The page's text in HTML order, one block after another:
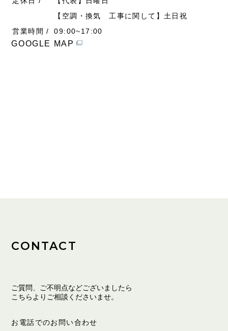
【空調・換気 工事に関して】⼟⽇祝
営業時間 /
09:00~17:00
GOOGLE MAP
CONTACT
ご質問、ご不明点などございましたら
こちらよりご相談くださいませ。
お電話でのお問い合わせ